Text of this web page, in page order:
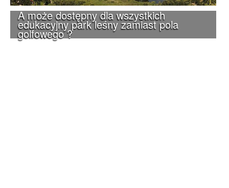
A może dostępny dla wszystkich
edukacyjny park leśny zamiast pola
golfowego ?